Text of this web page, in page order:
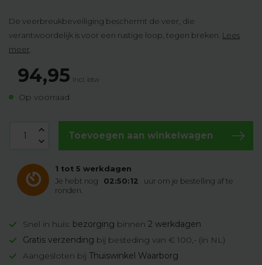
De veerbreukbeveiliging beschermt de veer, die
verantwoordelijk is voor een rustige loop, tegen breken. Lees
meer
94,95 Incl. btw
Op voorraad
Toevoegen aan winkelwagen
1 tot 5 werkdagen
Je hebt nog
02:50:11
uur om je bestelling af te
ronden.
Snel in huis: bezorging binnen 2 werkdagen
Gratis verzending bij besteding van € 100,- (in NL)
Aangesloten bij Thuiswinkel Waarborg